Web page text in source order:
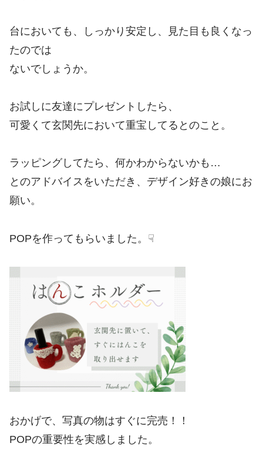
台においても、しっかり安定し、見た目も良くなっ
たのでは
ないでしょうか。
お試しに友達にプレゼントしたら、
可愛くて玄関先において重宝してるとのこと。
ラッピングしてたら、何かわからないかも…
とのアドバイスをいただき、デザイン好きの娘にお
願い。
POPを作ってもらいました。☟
おかげで、写真の物はすぐに完売！！
POPの重要性を実感しました。